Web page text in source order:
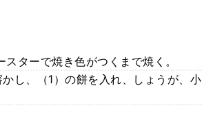
ターで焼き色がつくまで焼く。
し、（1）の餅を入れ、しょうが、小